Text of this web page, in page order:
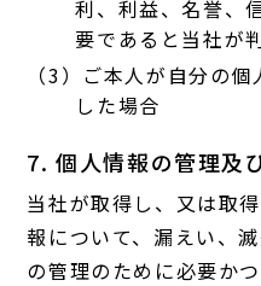
利、利益、名誉、
要であると当社が
（3）ご本人が自分の
した場合
7. 個人情報の管理及
当社が取得し、又は取
報について、漏えい、
の管理のために必要か